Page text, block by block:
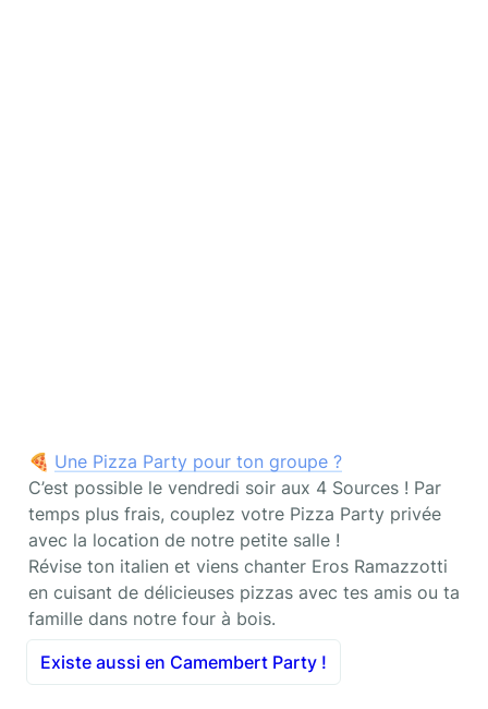
🍕 Une Pizza Party pour ton groupe ?
C’est possible le vendredi soir aux 4 Sources ! Par
temps plus frais, couplez votre Pizza Party privée
avec la location de notre petite salle !
Révise ton italien et viens chanter Eros Ramazzotti
en cuisant de délicieuses pizzas avec tes amis ou ta
famille dans notre four à bois.
Existe aussi en Camembert Party !